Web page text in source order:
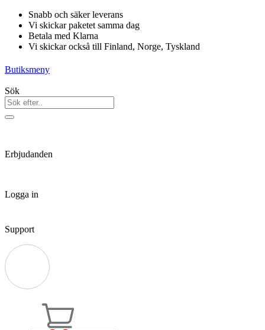
Hoppa
innehåll
Snabb och säker leverans
Vi skickar paketet samma dag
Betala med Klarna
Vi skickar också till Finland, Norge, Tyskland
Butiksmeny
Sök
Erbjudanden
Logga in
Support